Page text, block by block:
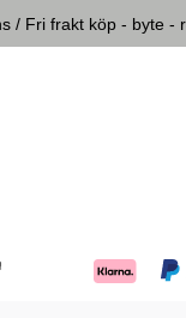
/ Fri frakt köp - byte -